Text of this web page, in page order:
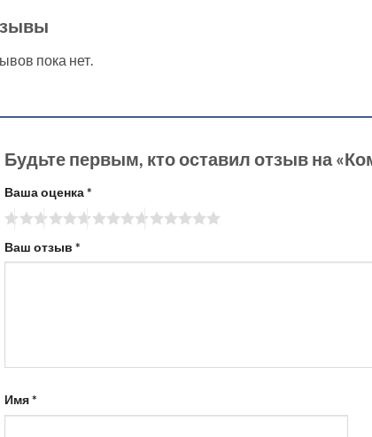
пока нет.
Будьте первым, кто оставил отзыв на
Ваша оценка*
Ваш отзыв *
Имя*